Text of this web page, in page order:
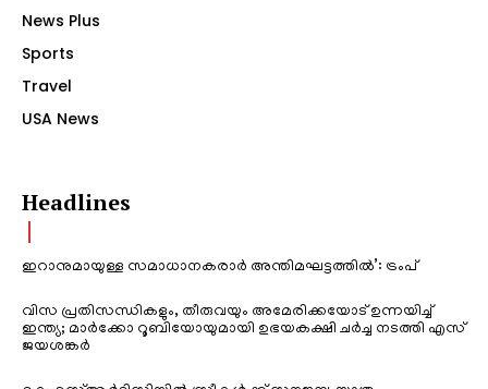
News Plus
Sports
Travel
USA News
Headlines
ഇറാനുമായുള്ള സമാധാനകരാർ അന്തിമഘട്ടത്തിൽ‌’: ട്രംപ്
വിസ പ്രതിസന്ധികളും, തീരുവയും അമേരിക്കയോട് ഉന്നയിച്ച്
ഇന്ത്യ; മാർക്കോ റൂബിയോയുമായി ഉഭയകക്ഷി ചർച്ച നടത്തി എസ്
ജയശങ്കർ